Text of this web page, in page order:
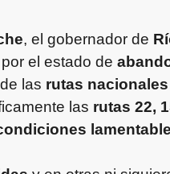
, el gobernador de
el estado de
las rutas nacionales
las rutas 22,